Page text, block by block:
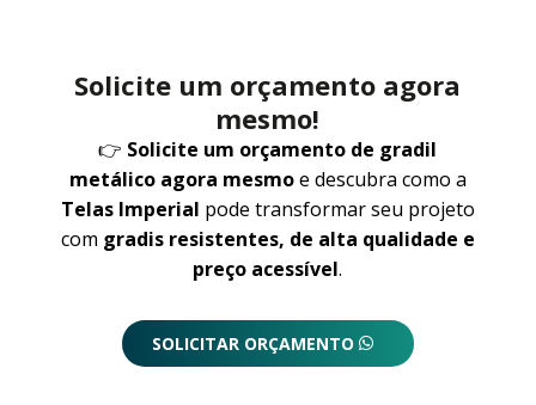
Solicite um orçamento agora
mesmo!
👉 Solicite um orçamento de gradil
metálico agora mesmoe descubra como a
Telas Imperial pode transformar seu projeto
com gradis resistentes, de alta qualidade e
preço acessível.
SOLICITAR ORÇAMENTO